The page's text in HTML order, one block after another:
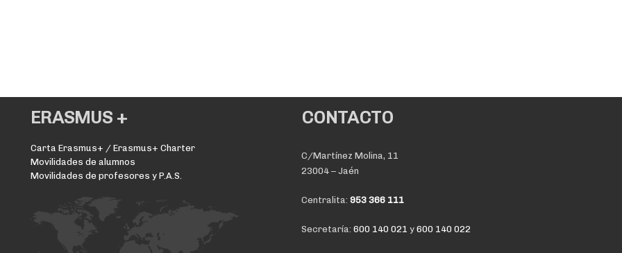
ERASMUS +
Carta Erasmus+ / Erasmus+ Charter
Movilidades de alumnos
Movilidades de profesores y P.A.S.
CONTACTO
C/Martínez Molina, 11
23004 – Jaén
Centralita: 953 366 111
Secretaría: 600 140 021 y 600 140 022